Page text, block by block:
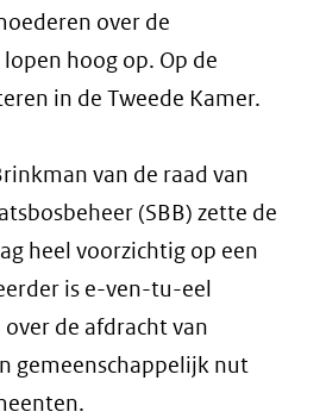
over de
hoog op. Op de
in de Tweede Kamer.
van de raad van
(SBB) zette de
heel voorzichtig op een
is e-ven-tu-eel
de afdracht van
gemeenschappelijk nut